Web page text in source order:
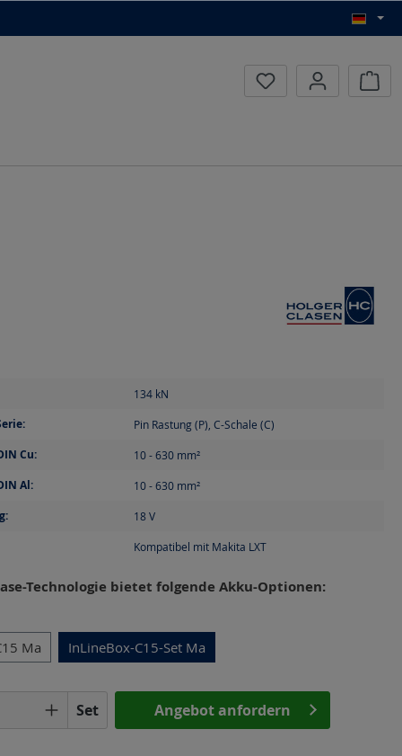
134 kN
Pin Rastung (P), C-Schale (C)
Cu: 10 - 630 mm²
Al: 10 - 630 mm²
18 V
Kompatibel mit Makita LXT
Technologie bietet folgende Akku-Optionen:
Ma InLineBox-C15-Set Ma
Gib den gewünschten Wert
Set Angebot anfordern